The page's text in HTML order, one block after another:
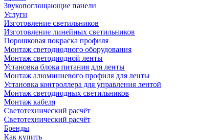
Звукопоглощающие панели
Услуги
Изготовление светильников
Изготовление линейных светильников
Порошковая покраска профиля
Монтаж светодиодного оборудования
Монтаж светодиодной ленты
Установка блока питания для ленты
Монтаж алюминиевого профиля для ленты
Установка контроллера для управления лентой
Монтаж светодиодных светильников
Монтаж кабеля
Светотехнический расчёт
Светотехнический расчёт
Бренды
Как купить